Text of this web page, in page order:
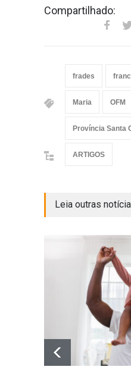
Compartilhado:
frades
Maria OFM
Província Santa
ARTIGOS
Leia outras